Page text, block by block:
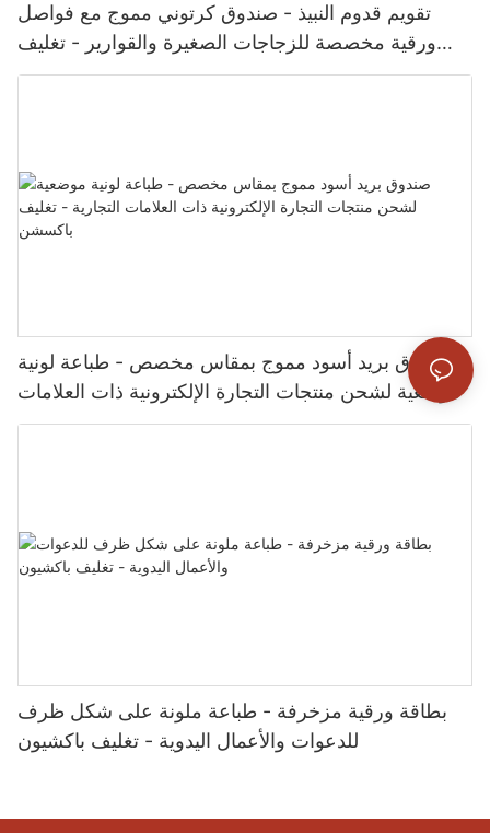
تقويم قدوم النبيذ - صندوق كرتوني مموج مع فواصل
ورقية مخصصة للزجاجات الصغيرة والقوارير - تغليف
باكشيون
صندوق بريد أسود مموج بمقاس مخصص - طباعة لونية
موضعية لشحن منتجات التجارة الإلكترونية ذات العلامات
التجارية - تغليف باكسشن
بطاقة ورقية مزخرفة - طباعة ملونة على شكل ظرف
للدعوات والأعمال اليدوية - تغليف باكشيون